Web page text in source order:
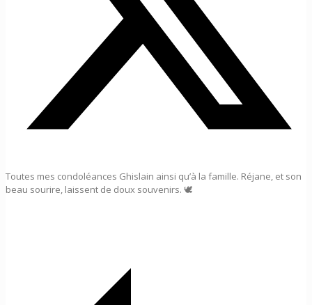
Toutes mes condoléances Ghislain ainsi qu’à la famille. Réjane, et son
beau sourire, laissent de doux souvenirs. 🕊️